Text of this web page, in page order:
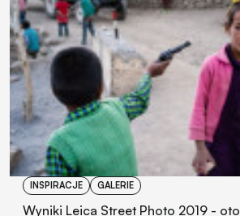
INSPIRACJE GALERIE
Wyniki Leica Street Photo 2019 - oto